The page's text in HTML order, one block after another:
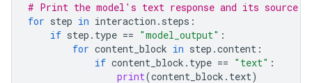
# Print the model's text response and its source
for step in interaction . steps :
if step . type == "model_output" :
for content_block in step .content :
if content_block . type == "text" :
print(content_block . text)